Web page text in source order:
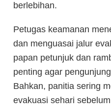
berlebihan.
Petugas keamanan
dan menguasai jalur
papan petunjuk dan
penting agar
Bahkan, panitia sering
evakuasi sehari